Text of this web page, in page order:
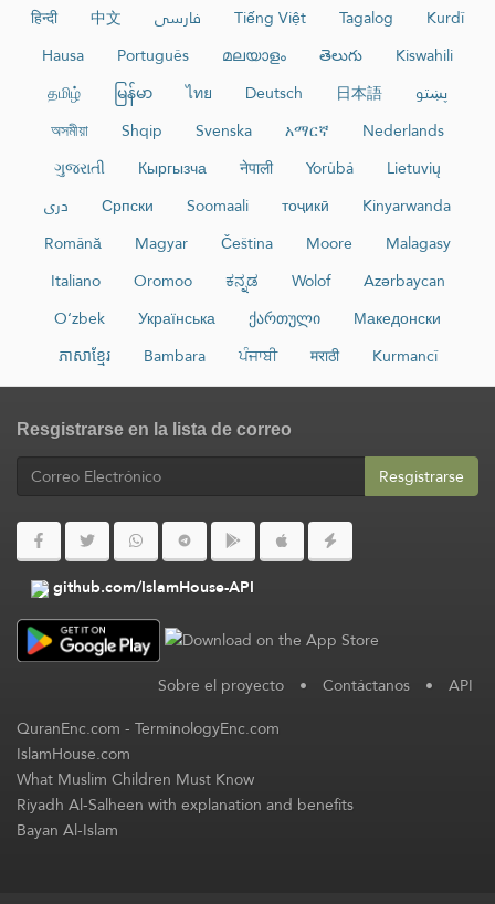
हिन्दी
中文 فارسی Tiếng Việt Tagalog
Kurdî
Hausa
Português മലയാളം తెలుగు
Kiswahili
தமிழ்
မြန်မာ ไทย Deutsch 日本語
پښتو
অসমীয়া
Shqip Svenska አማርኛ
Nederlands
ગુજરાતી
Кыргызча नेपाली Yorùbá
Lietuvių
دری
Српски Soomaali тоҷикӣ
Kinyarwanda
Română
Magyar Čeština Moore
Malagasy
Italiano
Oromoo ಕನ್ನಡ Wolof
Azərbaycan
O‘zbek
Українська ქართული
Македонски
ភាសាខ្មែរ
Bambara ਪੰਜਾਬੀ मराठी Kurmancî
Resgistrarse en la lista de correo
Resgistrarse
github.com/IslamHouse-API
Sobre el proyecto • Contáctanos • API
QuranEnc.com-TerminologyEnc.com
IslamHouse.com
What Muslim Children Must Know
Riyadh Al-Salheen with explanation and benefits
Bayan Al-Islam